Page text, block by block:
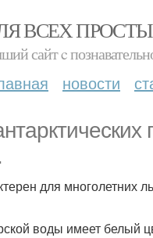
ВСЕХ
сайт c
новости
для
воды имеет белый